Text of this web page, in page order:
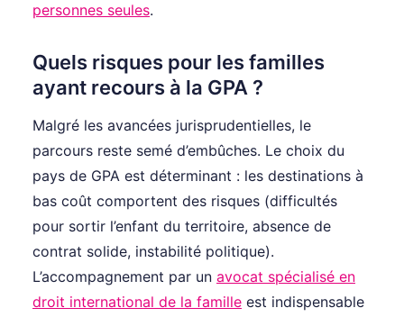
personnes seules.
Quels risques pour les familles
ayant recours à la GPA ?
Malgré les avancées jurisprudentielles, le
parcours reste semé d’embûches. Le choix du
pays de GPA est déterminant : les destinations à
bas coût comportent des risques (difficultés
pour sortir l’enfant du territoire, absence de
contrat solide, instabilité politique).
L’accompagnement par un avocat spécialisé en
droit international de la famille est indispensable